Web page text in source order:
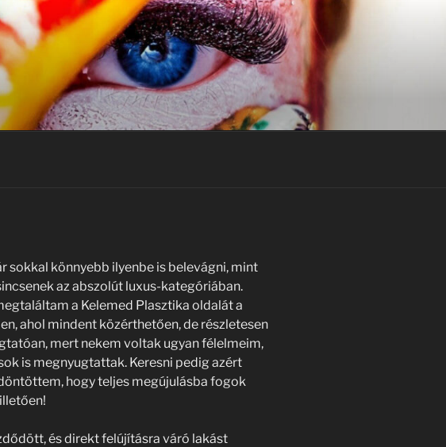
sokkal könnyebb ilyenbe is belevágni, mint
az abszolút luxus-kategóriában.
a Kelemed Plasztika oldalát a
ahol mindent közérthetően, de részletesen
mert nekem voltak ugyan félelmeim,
is megnyugtattak. Keresni pedig azért
hogy teljes megújulásba fogok
és direkt felújításra váró lakást